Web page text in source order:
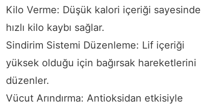
Kilo Verme: Düşük kalori içeriği sayesinde
hızlı kilo kaybı sağlar.
Sindirim Sistemi Düzenleme: Lif içeriği
yüksek olduğu için bağırsak hareketlerini
düzenler.
Vücut Arındırma: Antioksidan etkisiyle